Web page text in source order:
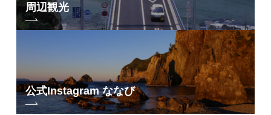
周辺観光
公式Instagram ななび